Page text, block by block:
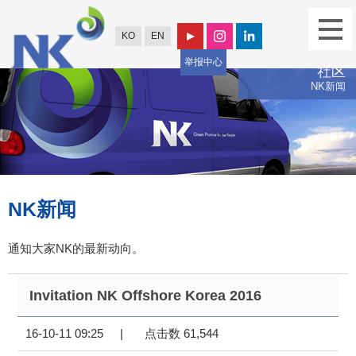
KO EN
举报中心
社区
NK新闻
NK新闻
通知大家NK的最新动向。
Invitation NK Offshore Korea 2016
16-10-11 09:25 | 点击数 61,544